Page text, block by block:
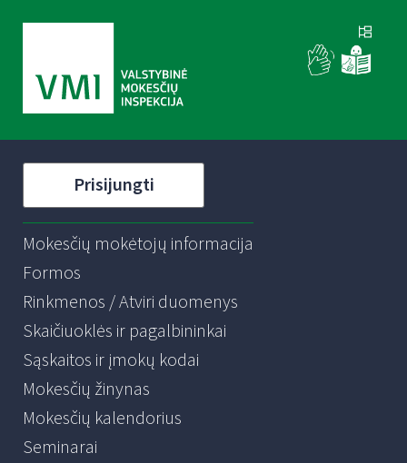
Prisijungti
Mokesčių mokėtojų informacija
Formos
Rinkmenos / Atviri duomenys
Skaičiuoklės ir pagalbininkai
Sąskaitos ir įmokų kodai
Mokesčių žinynas
Mokesčių kalendorius
Seminarai